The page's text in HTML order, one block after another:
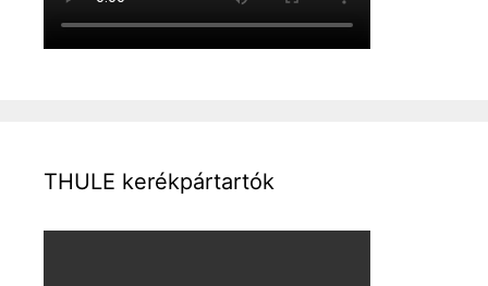
THULE kerékpártartók